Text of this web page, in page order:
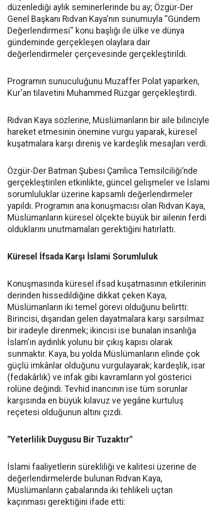
düzenlediği aylık seminerlerinde bu ay; Özgür-Der
Genel Başkanı Rıdvan Kaya'nın sunumuyla ''Gündem
Değerlendirmesi'' konu başlığı ile ülke ve dünya
gündeminde gerçekleşen olaylara dair
değerlendirmeler çerçevesinde gerçekleştirildi.
Programın sunuculuğunu Muzaffer Polat yaparken,
Kur'an tilavetini Muhammed Rüzgar gerçekleştirdi.
Rıdvan Kaya sözlerine, Müslümanların bir aile bilinciyle
hareket etmesinin önemine vurgu yaparak, küresel
kuşatmalara karşı direniş ve kardeşlik mesajları verdi.
Özgür-Der Batman Şubesi Çamlıca Temsilciliği’nde
gerçekleştirilen etkinlikte, güncel gelişmeler ve İslami
sorumluluklar üzerine kapsamlı değerlendirmeler
yapıldı. Programın ana konuşmacısı olan Rıdvan Kaya,
Müslümanların küresel ölçekte büyük bir ailenin ferdi
olduklarını unutmamaları gerektiğini hatırlattı.
Küresel İfsada Karşı İslami Sorumluluk
Konuşmasında küresel ifsad kuşatmasının etkilerinin
derinden hissedildiğine dikkat çeken Kaya,
Müslümanların iki temel görevi olduğunu belirtti:
Birincisi, dışarıdan gelen dayatmalara karşı sarsılmaz
bir iradeyle direnmek; ikincisi ise bunalan insanlığa
İslam'ın aydınlık yolunu bir çıkış kapısı olarak
sunmaktır. Kaya, bu yolda Müslümanların elinde çok
güçlü imkânlar olduğunu vurgulayarak; kardeşlik, isar
(fedakârlık) ve infak gibi kavramların yol gösterici
rolüne değindi. Tevhid inancının ise tüm sorunlar
karşısında en büyük kılavuz ve yegâne kurtuluş
reçetesi olduğunun altını çizdi.
"Yeterlilik Duygusu Bir Tuzaktır"
İslami faaliyetlerin sürekliliği ve kalitesi üzerine de
değerlendirmelerde bulunan Rıdvan Kaya,
Müslümanların çabalarında iki tehlikeli uçtan
kaçınması gerektiğini ifade etti: